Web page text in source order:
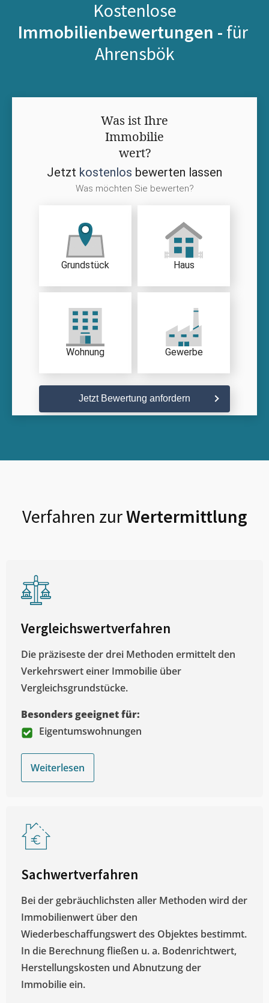
Kostenlose
Immobilienbewertungen - für
Ahrensbök
Was ist Ihre
Immobilie
wert?
Jetzt kostenlos bewerten lassen
Was möchten Sie bewerten?
Grundstück Haus
Wohnung Gewerbe
Jetzt Bewertung anfordern
Verfahren zurWertermittlung
Vergleichswertverfahren
Die präziseste der drei Methoden ermittelt den
Verkehrswert einer Immobilie über
Vergleichsgrundstücke.
Besonders geeignet für:
Eigentumswohnungen
Weiterlesen
Sachwertverfahren
Bei der gebräuchlichsten aller Methoden wird der
Immobilienwert über den
Wiederbeschaffungswert des Objektes bestimmt.
In die Berechnung fließen u. a. Bodenrichtwert,
Herstellungskosten und Abnutzung der
Immobilie ein.